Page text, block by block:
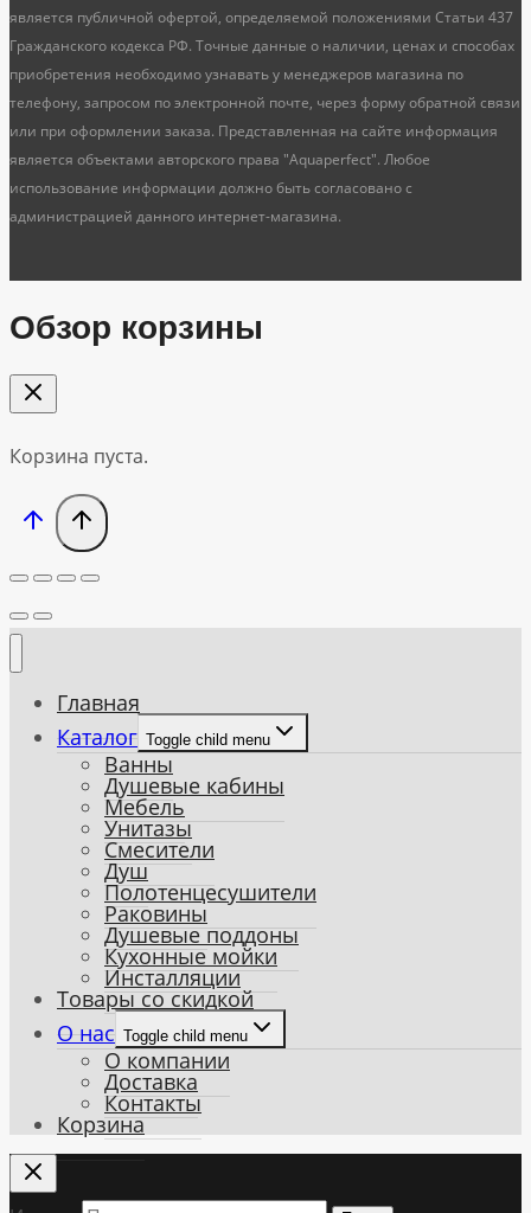
является публичной офертой, определяемой положениями Статьи 437
Гражданского кодекса РФ. Точные данные о наличии, ценах и способах
приобретения необходимо узнавать у менеджеров магазина по
телефону, запросом по электронной почте, через форму обратной связи
или при оформлении заказа. Представленная на сайте информация
является объектами авторского права "Aquaperfect". Любое
использование информации должно быть согласовано с
администрацией данного интернет-магазина.
Обзор корзины
Корзина пуста.
Главная
Каталог Toggle child menu
Ванны
Душевые кабины
Мебель
Унитазы
Смесители
Душ
Полотенцесушители
Раковины
Душевые поддоны
Кухонные мойки
Инсталляции
Товары со скидкой
О нас Toggle child menu
О компании
Доставка
Контакты
Корзина